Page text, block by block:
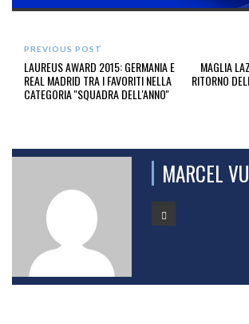
PREVIOUS POST
LAUREUS AWARD 2015: GERMANIA E
REAL MADRID TRA I FAVORITI NELLA
CATEGORIA ''SQUADRA DELL'ANNO''
MAGLIA
RITORNO
MARCEL